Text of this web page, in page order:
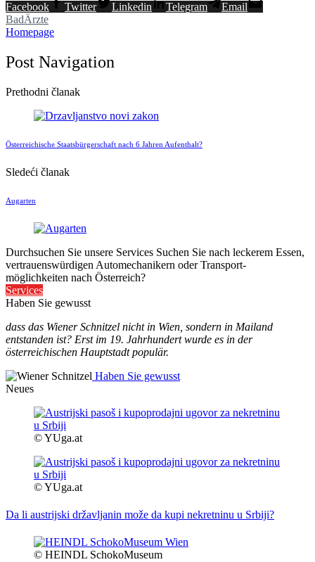
Facebook Twitter Linkedin Telegram
Email
BadÄrzte
Homepage
Post Navigation
Prethodni članak
Österreichische Staatsbürgerschaft nach 6 Jahren Aufenthalt?
Sledeći članak
Augarten
Durchsuchen Sie unsere Services Suchen Sie nach leckerem Essen,
vertrauenswürdigen Automechanikern oder Transport-
möglichkeiten nach Österreich?
Services
Haben Sie gewusst
dass das Wiener Schnitzel nicht in Wien, sondern in Mailand
entstanden ist? Erst im 19. Jahrhundert wurde es in der
österreichischen Hauptstadt populär.
Haben Sie gewusst
Neues
© YUga.at
© YUga.at
Da li austrijski državljanin može da kupi nekretninu u Srbiji?
© HEINDL SchokoMuseum